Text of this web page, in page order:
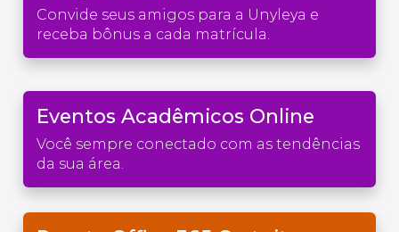
Convide seus amigos para a Unyleya e
receba bônus a cada matrícula.
Eventos Acadêmicos Online
Você sempre conectado com as tendências
da sua área.